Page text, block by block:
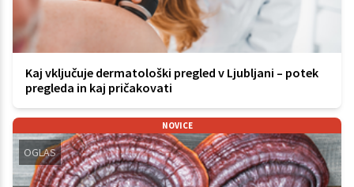
Kaj vključuje dermatološki pregled v Ljubljani – potek
pregleda in kaj pričakovati
NOVICE
OGLAS